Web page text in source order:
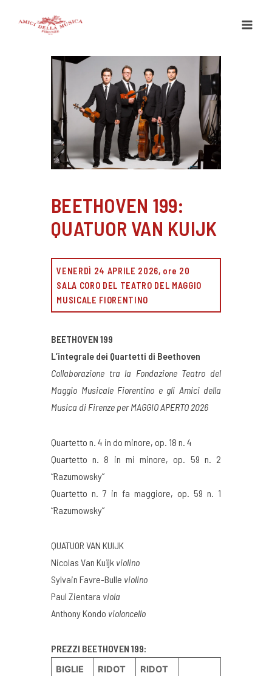
BEETHOVEN 199:
QUATUOR VAN KUIJK
VENERDÌ 24 APRILE 2026, ore 20
SALA CORO DEL TEATRO DEL MAGGIO
MUSICALE FIORENTINO
BEETHOVEN 199
L’integrale dei Quartetti di Beethoven
Collaborazione tra la Fondazione Teatro del
Maggio Musicale Fiorentino e gli Amici della
Musica di Firenze per MAGGIO APERTO 2026
Quartetto n. 4 in do minore, op. 18 n. 4
Quartetto n. 8 in mi minore, op. 59 n. 2
“Razumowsky”
Quartetto n. 7 in fa maggiore, op. 59 n. 1
“Razumowsky”
QUATUOR VAN KUIJK
Nicolas Van Kuijk violino
Sylvain Favre-Bulle violino
Paul Zientara viola
Anthony Kondo violoncello
PREZZI BEETHOVEN 199:
BIGLIE
RIDOT
RIDOT